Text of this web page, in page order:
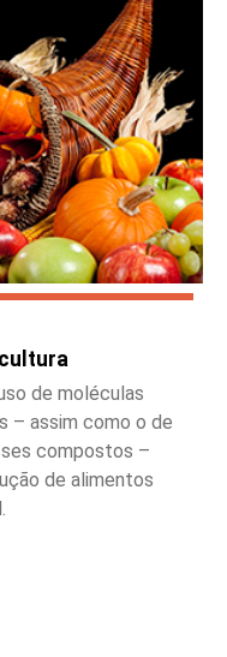
de moléculas
– assim como o de
compostos –
de alimentos